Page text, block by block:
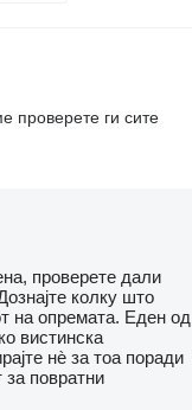
проверете ги сите
проверете дали
колку што
на опремата. Еден од
вистинска
нѐ за тоа поради
за повратни